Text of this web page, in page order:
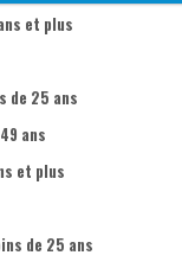
l’économie sociale
et plus
de 25 ans
ans
et plus
de 25 ans